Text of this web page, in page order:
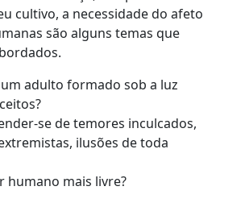
cultivo, a necessidade do afeto
são alguns temas que
adulto formado sob a luz
se de temores inculcados,
ilusões de toda
humano mais livre?